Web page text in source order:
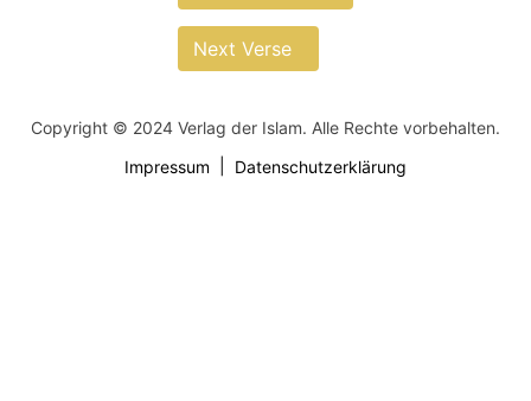
Next Verse
Copyright © 2024 Verlag der Islam. Alle Rechte vorbehalten.
Impressum
Datenschutzerklärung